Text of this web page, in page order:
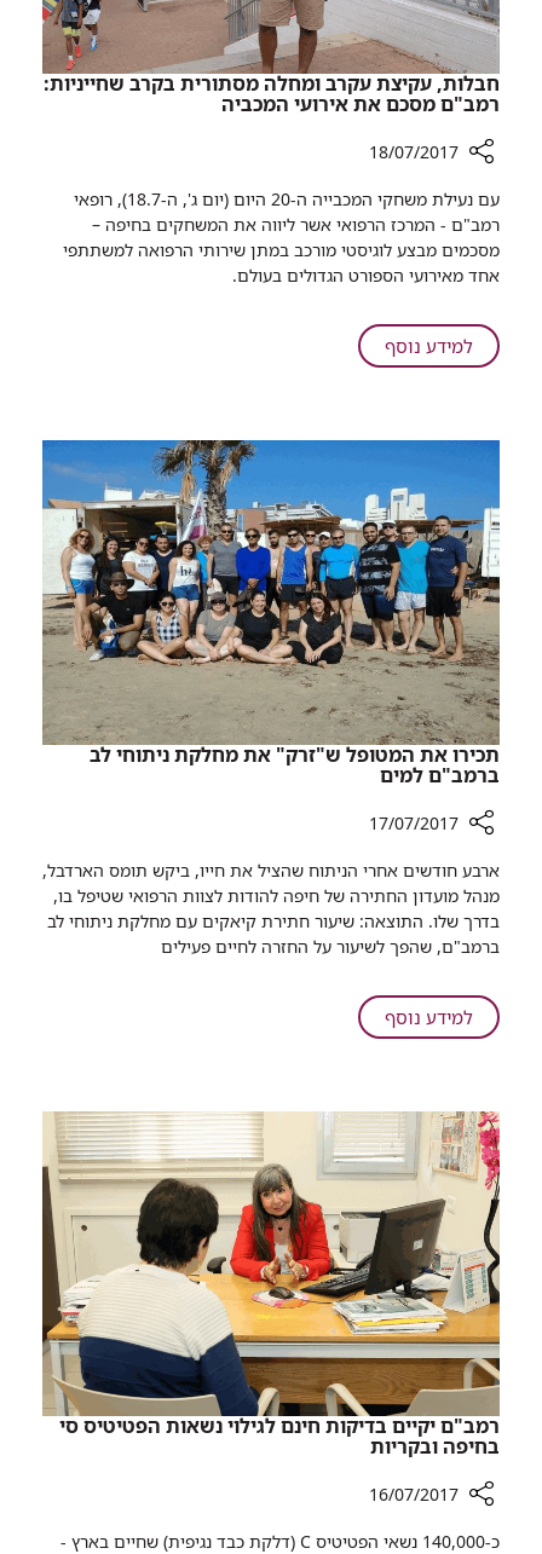
חבלות, עקיצת עקרב ומחלה מסתורית בקרב שחייניות:
רמב"ם מסכם את אירועי המכביה
שיתוף
חבלות,
עקיצת
עקרב
מסתורית
בקרב
מסכם
המכביה
18/07/2017
עם נעילת משחקי המכבייה ה-20 היום (יום ג', ה-18.7), רופאי
רמב"ם - המרכז הרפואי אשר ליווה את המשחקים בחיפה –
מסכמים מבצע לוגיסטי מורכב במתן שירותי הרפואה למשתתפי
אחד מאירועי הספורט הגדולים בעולם.
למידע נוסףעל
חבלות,
בקרב
שחייניות:
רמב"ם
מסכם
את
אירועי
המכביה
​תכירו את המטופל ש"זרק" את מחלקת ניתוחי לב
ברמב"ם למים
שיתוף
תכירו
את
ש"זרק"
את
לב
ברמב"ם
למים
17/07/2017
ארבע חודשים אחרי הניתוח שהציל את חייו, ביקש תומס הארדבל,
מנהל מועדון החתירה של חיפה להודות לצוות הרפואי שטיפל בו,
בדרך שלו. התוצאה: שיעור חתירת קיאקים עם מחלקת ניתוחי לב
ברמב"ם, שהפך לשיעור על החזרה לחיים פעילים
למידע נוסףעל
המטופל
ש"זרק"
את
ניתוחי
לב
ברמב"ם
למים
רמב"ם יקיים בדיקות חינם לגילוי נשאות הפטיטיס סי
בחיפה ובקריות
16/07/2017
כ-140,000 נשאי הפטיטיס C (דלקת כבד נגיפית) שחיים בארץ -